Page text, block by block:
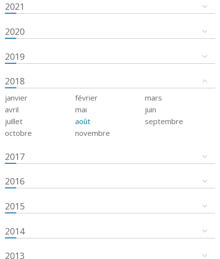
2021
2020
2019
2018
janvier février
mars
avril
mai
juin
juillet
août
septembre
octobre
novembre
2017
2016
2015
2014
2013